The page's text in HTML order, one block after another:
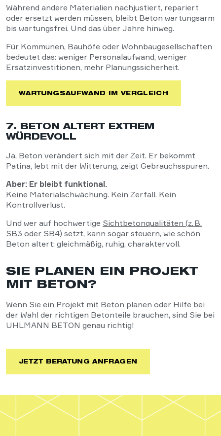
Während andere Materialien nachjustiert, repariert
oder ersetzt werden müssen, bleibt Beton wartungsarm
bis wartungsfrei. Und das über Jahre hinweg.
Für Kommunen, Bauhöfe oder Wohnbaugesellschaften
bedeutet das: weniger Personalaufwand, weniger
Ersatzinvestitionen, mehr Planungssicherheit.
WARTUNGSAUFWAND IM VERGLEICH
7. BETON ALTERT EXTREM
WÜRDEVOLL
Ja, Beton verändert sich mit der Zeit. Er bekommt
Patina, lebt mit der Witterung, zeigt Gebrauchsspuren.
Aber: Er bleibt funktional.
Keine Materialschwächung. Kein Zerfall. Kein
Kontrollverlust.
Und wer auf hochwertige Sichtbetonqualitäten (z. B.
SB3 oder SB4) setzt, kann sogar steuern, wie schön
Beton altert: gleichmäßig, ruhig, charaktervoll.
SIE PLANEN EIN PROJEKT
MIT BETON?
Wenn Sie ein Projekt mit Beton planen oder Hilfe bei
der Wahl der richtigen Betonteile brauchen, sind Sie bei
UHLMANN BETON genau richtig!
JETZT BERATUNG ANFRAGEN